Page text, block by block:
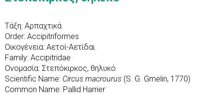
Τάξη: Αρπαχτικά
Order: Accipitriformes
Οικογένεια: Αετοί-Αετίδαι
Family: Accipitridae
Ονομασία: Στεπόκιρκος, θηλυκό
Scientific Name: Circus macrοurus (S. G. Gmelin, 1770)
Common Name: Pallid Harrier